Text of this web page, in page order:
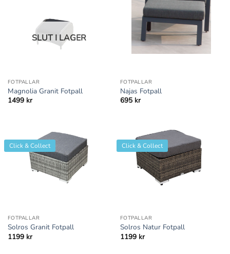
SLUT I LAGER
FOTPALLAR
Magnolia Granit Fotpall
1499 kr
FOTPALLAR
Najas Fotpall
695 kr
Click & Collect
FOTPALLAR
Solros Granit Fotpall
1199 kr
Click & Collect
FOTPALLAR
Solros Natur Fotpall
1199 kr